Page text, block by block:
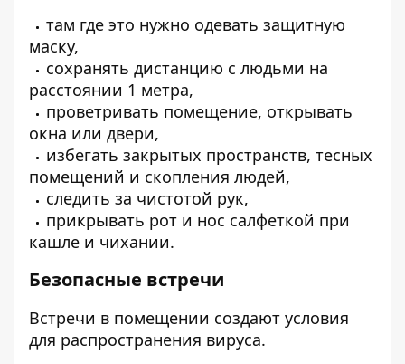
там где это нужно одевать защитную
маску,
сохранять дистанцию с людьми на
расстоянии 1 метра,
проветривать помещение, открывать
окна или двери,
избегать закрытых пространств, тесных
помещений и скопления людей,
следить за чистотой рук,
прикрывать рот и нос салфеткой при
кашле и чихании.
Безопасные встречи
Встречи в помещении создают условия
для распространения вируса.